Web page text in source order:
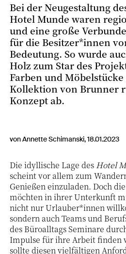
Bei der Neugestaltung
Hotel Munde waren
und eine große
für die Besitzer*innen
Bedeutung. So wurde
Holz zum Star des
Farben und Möbelstücke
Kollektion von Brunner
Konzept ab.
von Annette Schimanski, 18.01.2023
Die idyllische Lage des Hotel
scheint vor allem zum
Genießen einzuladen. Doch
möchten in ihrer Unterkunft
nicht nur Urlauber*innen
sondern auch Teams und
des Büroalltags Seminare
Impulse für ihre Arbeit finden
sollte diesen vielfältigen